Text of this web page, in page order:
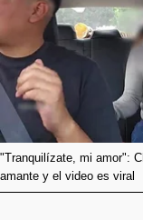
"Tranquilízate, mi amor":
amante y el video es viral